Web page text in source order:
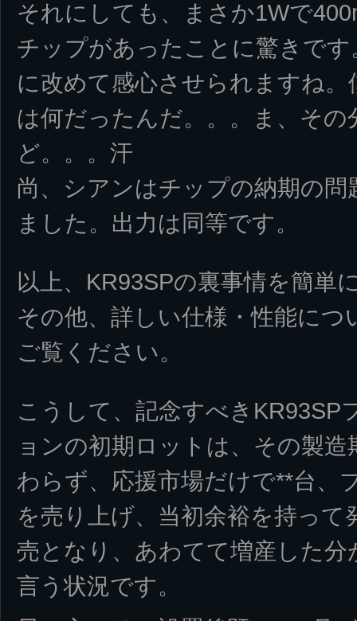
それにしても、まさか1Wで
チップがあったことに驚きで
に改めて感心させられますね
は何だったんだ。。。ま、そ
ど。。。汗
尚、シアンはチップの納期の
ました。出力は同等です。
以上、KR93SPの裏事情を簡単
その他、詳しい仕様・性能につ
ご覧ください。
こうして、記念すべきKR93SP
ョンの初期ロットは、その製
わらず、応援市場だけで**台、
を売り上げ、当初余裕を持っ
売となり、あわてて増産した
言う状況です。